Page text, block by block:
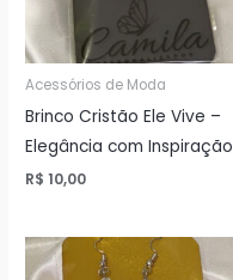
Acessórios de Moda
Brinco Cristão Ele Vive –
Elegância com Inspiração
R$ 10,00